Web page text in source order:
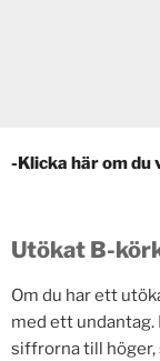
-Klicka här om du
Utökat B-
Om du har ett
med ett
siffrorna till höger,